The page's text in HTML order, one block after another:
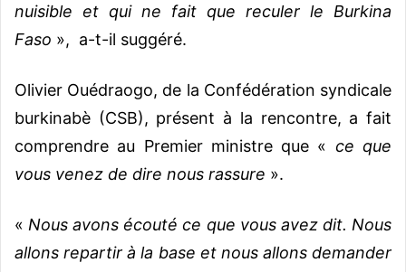
nuisible et qui ne fait que reculer le Burkina
Faso », a-t-il suggéré.
Olivier Ouédraogo, de la Confédération syndicale
burkinabè (CSB), présent à la rencontre, a fait
comprendre au Premier ministre que « ce que
vous venez de dire nous rassure ».
« Nous avons écouté ce que vous avez dit. Nous
allons repartir à la base et nous allons demander